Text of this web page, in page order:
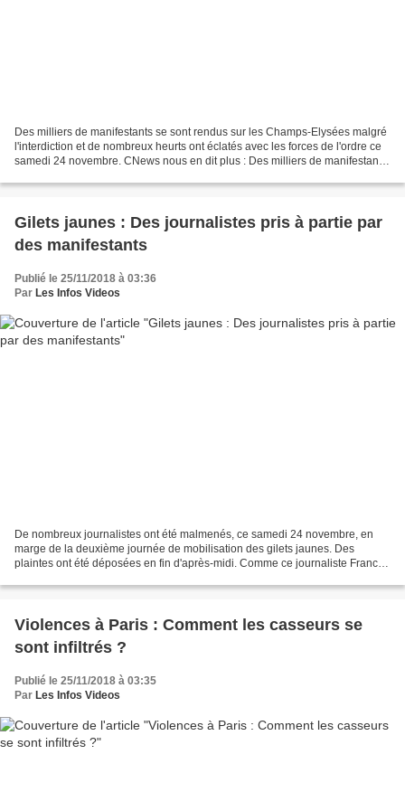
Des milliers de manifestants se sont rendus sur les Champs-Elysées malgré
l'interdiction et de nombreux heurts ont éclatés avec les forces de l'ordre ce
samedi 24 novembre. CNews nous en dit plus : Des milliers de manifestants
Gilets jaunes : Des journalistes pris à partie par
des manifestants
Publié le 25/11/2018 à 03:36
Par Les Infos Videos
De nombreux journalistes ont été malmenés, ce samedi 24 novembre, en
marge de la deuxième journée de mobilisation des gilets jaunes. Des
plaintes ont été déposées en fin d'après-midi. Comme ce journaliste Franck
Violences à Paris : Comment les casseurs se
sont infiltrés ?
Publié le 25/11/2018 à 03:35
Par Les Infos Videos